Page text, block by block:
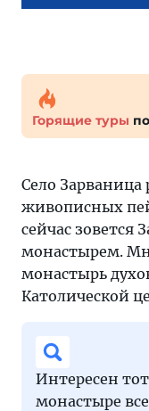
Горящие туры
Село Зарваница
живописных
сейчас
монастырем.
монастырь
Католической
Интересен
монастыре